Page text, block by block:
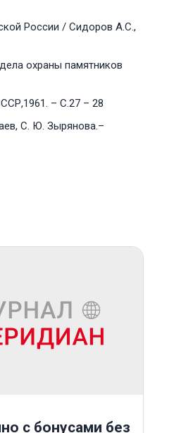
России / Сидоров А.С.,
охраны памятников
– С.27 – 28
С. Ю. Зырянова.–
с бонусами без